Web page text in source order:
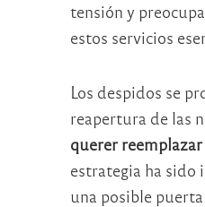
tensión y
estos servicios
Los despidos se
reapertura de las
querer
estrategia ha
una posible